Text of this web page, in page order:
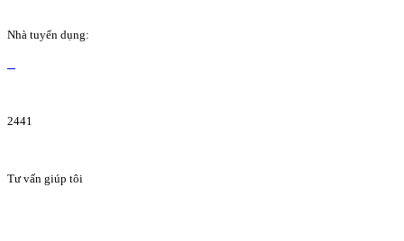
Nhà tuyển dụng:
2441
Tư vấn giúp tôi